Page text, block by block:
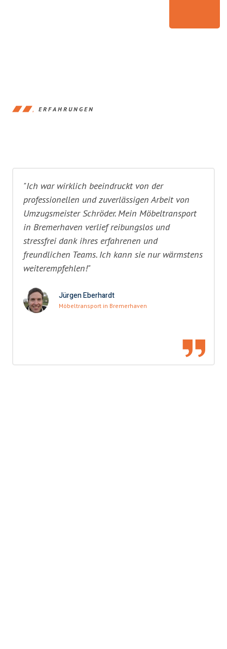
ERFAHRUNGEN
"Ich war wirklich beeindruckt von der
professionellen und zuverlässigen Arbeit von
Umzugsmeister Schröder. Mein Möbeltransport
in Bremerhaven verlief reibungslos und
stressfrei dank ihres erfahrenen und
freundlichen Teams. Ich kann sie nur wärmstens
weiterempfehlen!"
Jürgen Eberhardt
Möbeltransport in Bremerhaven